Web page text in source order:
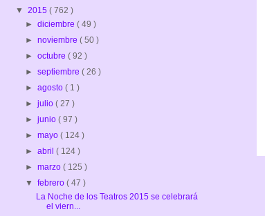
▼ 2015 ( 762 )
►diciembre( 49 )
►noviembre( 50 )
►octubre( 92 )
►septiembre( 26 )
►agosto( 1 )
►julio( 27 )
►junio( 97 )
►mayo( 124 )
►abril( 124 )
►marzo( 125 )
▼febrero( 47 )
La Noche de los Teatros 2015 se celebrará
el viern...